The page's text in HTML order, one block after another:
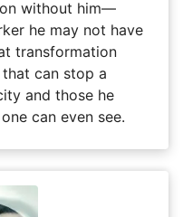
without him—
he may not have
transformation
can stop a
and those he
can even see.